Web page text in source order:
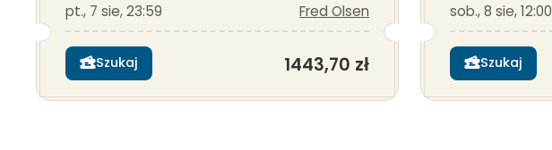
pt., 7 sie, 23:59 Fred Olsen
Szukaj 1443,70 zł
sob., 8 sie, 12:00
Szukaj